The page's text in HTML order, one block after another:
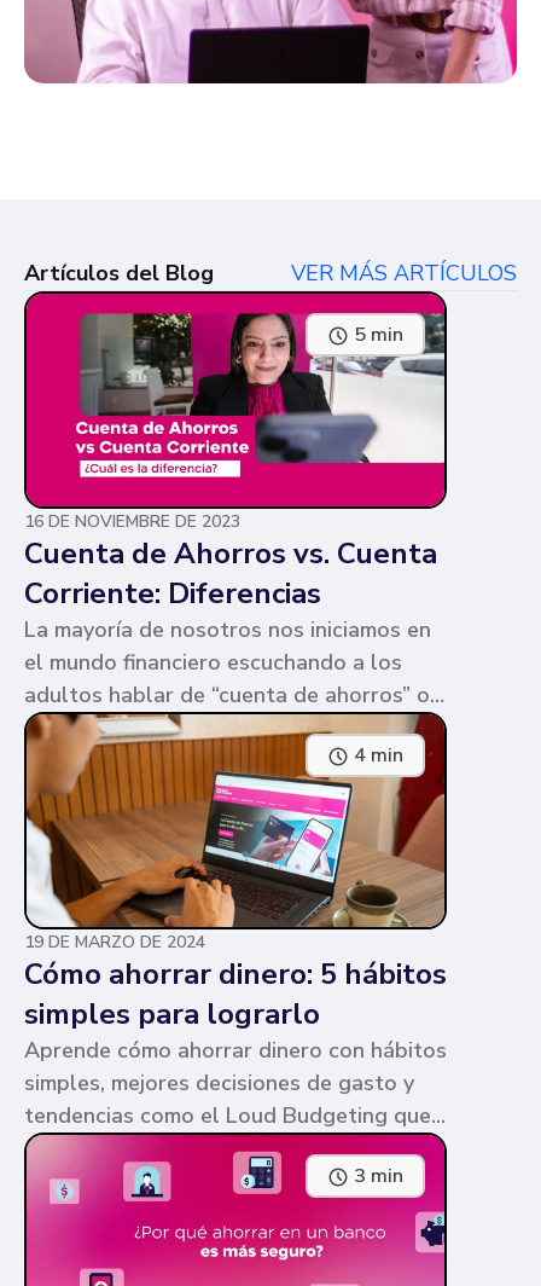
Artículos del Blog VER MÁS ARTÍCULOS
5 min
16 DE NOVIEMBRE DE 2023
Cuenta de Ahorros vs. Cuenta
Corriente: Diferencias
La mayoría de nosotros nos iniciamos en
el mundo financiero escuchando a los
adultos hablar de “cuenta de ahorros” o
“cuenta corriente”. Ambas cuentas
parecen similares y puede ser confuso,
pero te contamos en qué consiste cada
una y sus diferencias.
4 min
19 DE MARZO DE 2024
Cómo ahorrar dinero: 5 hábitos
simples para lograrlo
Aprende cómo ahorrar dinero con hábitos
simples, mejores decisiones de gasto y
tendencias como el Loud Budgeting que
pueden ayudarte a cumplir tus metas.
3 min